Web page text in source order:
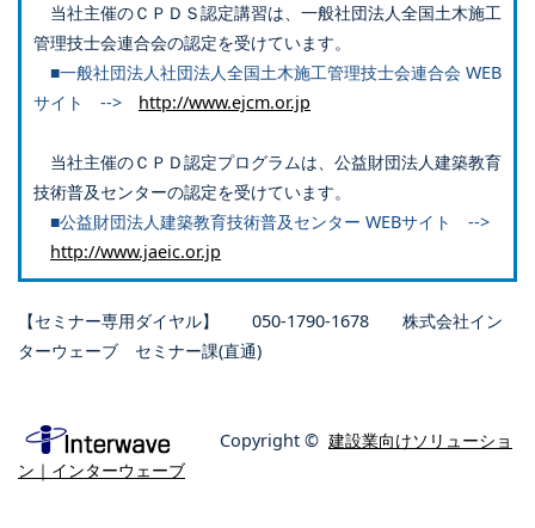
当社主催のＣＰＤＳ認定講習は、一般社団法人全国土木施工
管理技士会連合会の認定を受けています。
■一般社団法人社団法人全国土木施工管理技士会連合会 WEB
サイト --> http://www.ejcm.or.jp
当社主催のＣＰＤ認定プログラムは、公益財団法人建築教育
技術普及センターの認定を受けています。
■公益財団法人建築教育技術普及センター WEBサイト -->
http://www.jaeic.or.jp
【セミナー専用ダイヤル】 050-1790-1678 株式会社イン
ターウェーブ セミナー課(直通)
Copyright © 建設業向けソリューショ
ン｜インターウェーブ